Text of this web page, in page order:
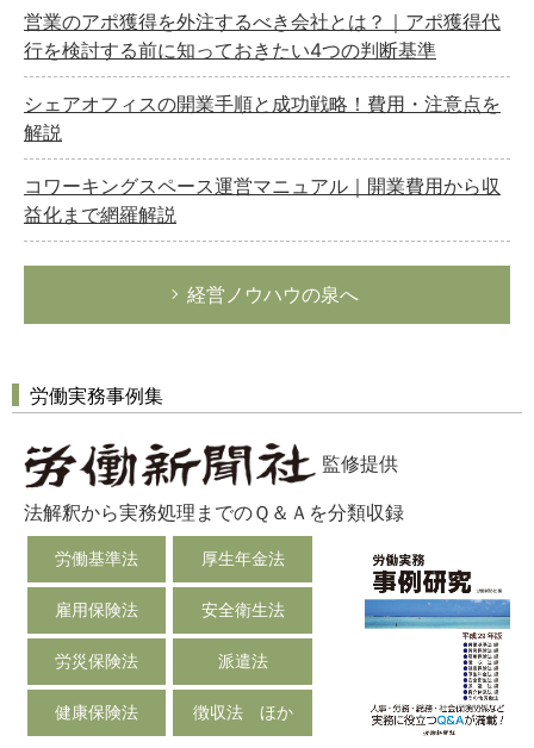
営業のアポ獲得を外注するべき会社とは？｜アポ獲得代
行を検討する前に知っておきたい4つの判断基準
シェアオフィスの開業手順と成功戦略！費用・注意点を
解説
コワーキングスペース運営マニュアル｜開業費用から収
益化まで網羅解説
経営ノウハウの泉へ
労働実務事例集
監修提供
法解釈から実務処理までのＱ＆Ａを分類収録
労働基準法 厚生年金法
雇用保険法 安全衛生法
労災保険法 派遣法
健康保険法 徴収法 ほか